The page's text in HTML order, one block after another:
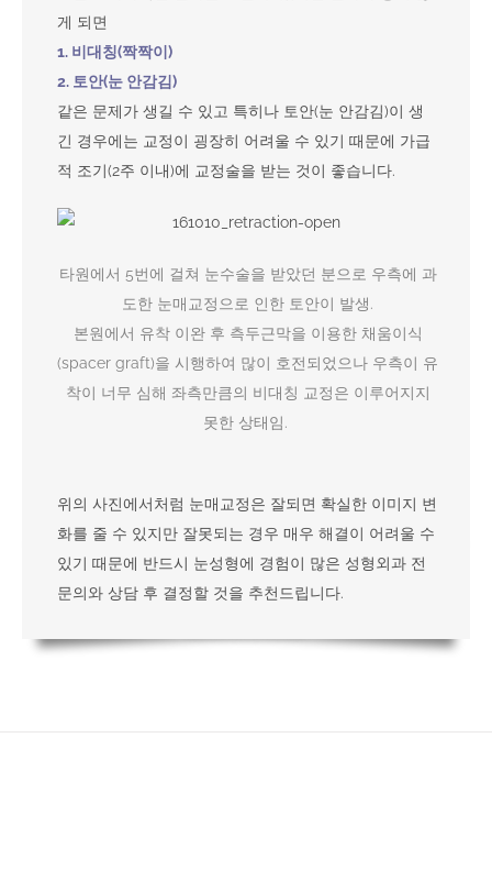
게 되면
1. 비대칭(짝짝이)
2. 토안(눈 안감김)
같은 문제가 생길 수 있고 특히나 토안(눈 안감김)이 생
긴 경우에는 교정이 굉장히 어려울 수 있기 때문에 가급
적 조기(2주 이내)에 교정술을 받는 것이 좋습니다.
타원에서 5번에 걸쳐 눈수술을 받았던 분으로 우측에 과
도한 눈매교정으로 인한 토안이 발생.
본원에서 유착 이완 후 측두근막을 이용한 채움이식
(spacer graft)을 시행하여 많이 호전되었으나 우측이 유
착이 너무 심해 좌측만큼의 비대칭 교정은 이루어지지
못한 상태임.
위의 사진에서처럼 눈매교정은 잘되면 확실한 이미지 변
화를 줄 수 있지만 잘못되는 경우 매우 해결이 어려울 수
있기 때문에 반드시 눈성형에 경험이 많은 성형외과 전
문의와 상담 후 결정할 것을 추천드립니다.